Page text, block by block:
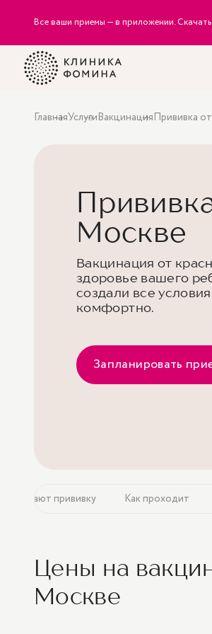
Все ваши приемы — в приложении.
ГлавнаяУслугиВакцинацияПрививка
Москве
Вакцинация от
здоровье вашего
создали все
комфортно.
Запланировать
делают прививку Как проходит
Цены на
Москве